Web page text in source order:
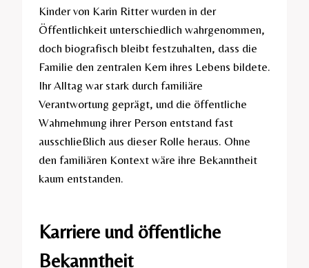
Kinder von Karin Ritter wurden in der
Öffentlichkeit unterschiedlich wahrgenommen,
doch biografisch bleibt festzuhalten, dass die
Familie den zentralen Kern ihres Lebens bildete.
Ihr Alltag war stark durch familiäre
Verantwortung geprägt, und die öffentliche
Wahrnehmung ihrer Person entstand fast
ausschließlich aus dieser Rolle heraus. Ohne
den familiären Kontext wäre ihre Bekanntheit
kaum entstanden.
Karriere und öffentliche
Bekanntheit